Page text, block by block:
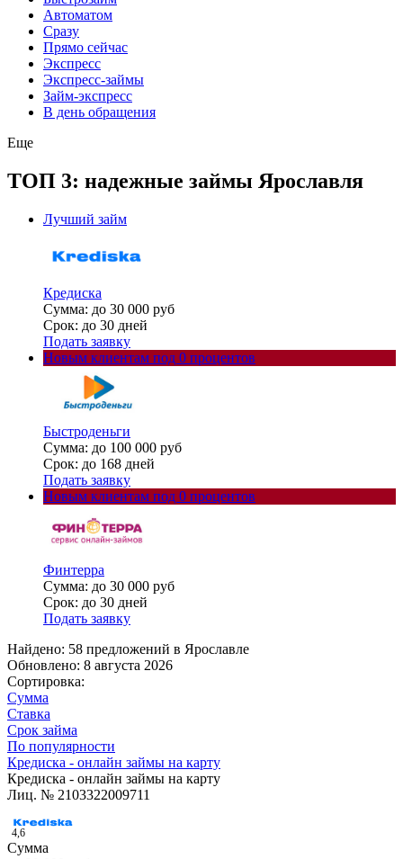
Автоматом
Сразу
Прямо сейчас
Экспресс
Экспресс-займы
Займ-экспресс
В день обращения
Еще
ТОП 3: надежные займы Ярославля
Лучший займ
Кредиска
Сумма: до 30 000 руб
Срок: до 30 дней
Подать заявку
Новым клиентам под 0 процентов
Быстроденьги
Сумма: до 100 000 руб
Срок: до 168 дней
Подать заявку
Новым клиентам под 0 процентов
Финтерра
Сумма: до 30 000 руб
Срок: до 30 дней
Подать заявку
Найдено: 58 предложений в Ярославле
Обновлено: 8 августа 2026
Сортировка:
Сумма
Ставка
Срок займа
По популярности
Кредиска - онлайн займы на карту
Кредиска - онлайн займы на карту
Лиц. № 2103322009711
4,6
Сумма